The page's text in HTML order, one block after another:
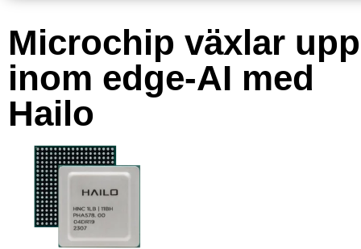
Microchip växlar upp
inom edge-AI med
Hailo